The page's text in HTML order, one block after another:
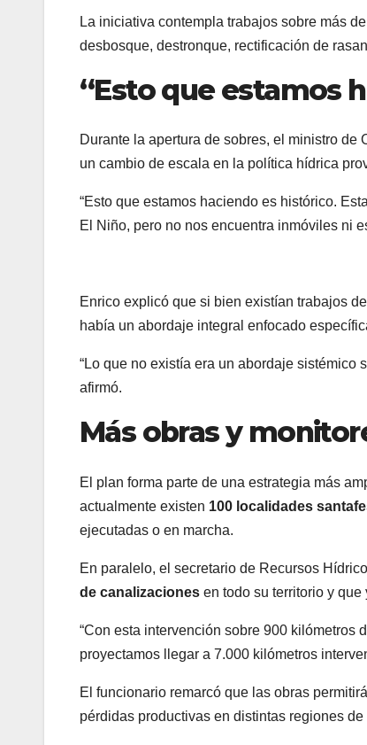
La iniciativa contempla trabajos sobre más de
desbosque, destronque, rectificación de
“Esto que estamos
Durante la apertura de sobres, el ministro
un cambio de escala en la política hídrica
“Esto que estamos haciendo es histórico.
El Niño, pero no nos encuentra inmóviles ni
Enrico explicó que si bien existían trabajos
había un abordaje integral enfocado
“Lo que no existía era un abordaje sistémico
afirmó.
Más obras y
El plan forma parte de una estrategia más
actualmente existen 100 localidades
ejecutadas o en marcha.
En paralelo, el secretario de Recursos
de canalizaciones en todo su territorio y
“Con esta intervención sobre 900 kilómetros
proyectamos llegar a 7.000 kilómetros
El funcionario remarcó que las obras
pérdidas productivas en distintas regiones